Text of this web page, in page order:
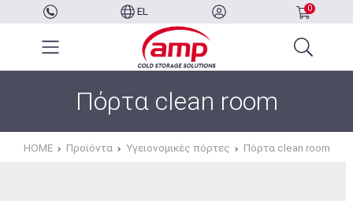
EL 0
Πόρτα clean room
HOME Προϊόντα Υγειονομικές πόρτες Πόρτα clean room